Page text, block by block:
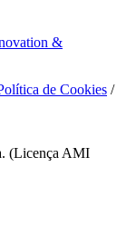
&
de Cookies /
(Licença AMI